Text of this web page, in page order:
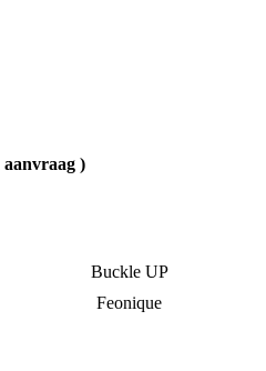
)
Buckle UP
Feonique